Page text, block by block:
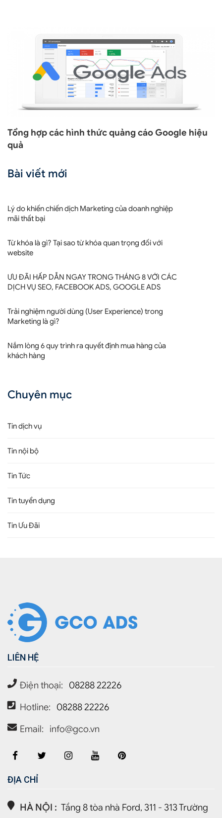
Tổng hợp các hình thức quảng cáo Google hiệu
quả
Bài viết mới
Lý do khiến chiến dịch Marketing của doanh nghiệp
mãi thất bại
Từ khóa là gì? Tại sao từ khóa quan trọng đối với
website
ƯU ĐÃI HẤP DẪN NGAY TRONG THÁNG 8 VỚI CÁC
DỊCH VỤ SEO, FACEBOOK ADS, GOOGLE ADS
Trải nghiệm người dùng (User Experience) trong
Marketing là gì?
Nắm lòng 6 quy trình ra quyết định mua hàng của
khách hàng
Chuyên mục
Tin dịch vụ
Tin nội bộ
Tin Tức
Tin tuyển dụng
Tin Ưu Đãi
LIÊN HỆ
Điện thoại: 08288 22226
Hotline: 08288 22226
Email: info@gco.vn
ĐỊA CHỈ
HÀ NỘI : Tầng 8 tòa nhà Ford, 311 - 313 Trường